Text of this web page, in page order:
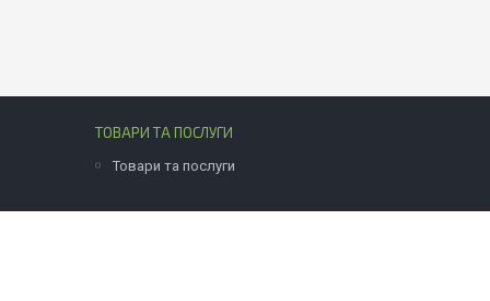
ТОВАРИ ТА ПОСЛУГИ
Товари та послуги